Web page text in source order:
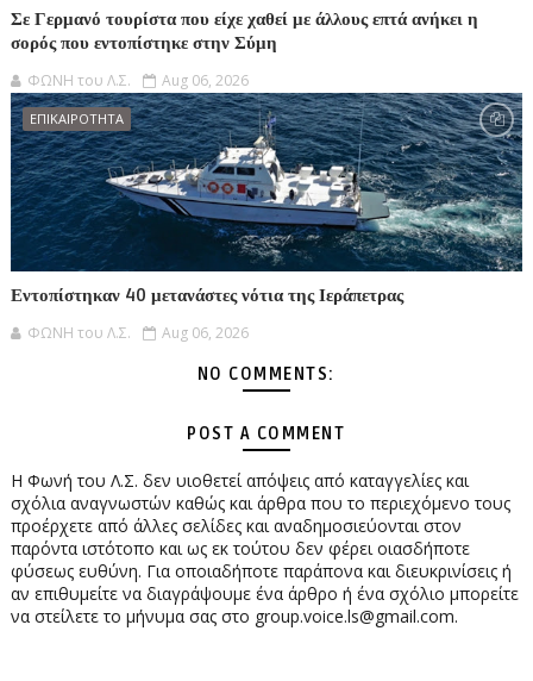
Σε Γερμανό τουρίστα που είχε χαθεί με άλλους επτά ανήκει η
σορός που εντοπίστηκε στην Σύμη
ΦΩΝΗ του Λ.Σ. Aug 06, 2026
ΕΠΙΚΑΙΡΟΤΗΤΑ
Εντοπίστηκαν 40 μετανάστες νότια της Ιεράπετρας
ΦΩΝΗ του Λ.Σ. Aug 06, 2026
NO COMMENTS:
POST A COMMENT
Η Φωνή του Λ.Σ. δεν υιοθετεί απόψεις από καταγγελίες και
σχόλια αναγνωστών καθώς και άρθρα που το περιεχόμενο τους
προέρχετε από άλλες σελίδες και αναδημοσιεύονται στον
παρόντα ιστότοπο και ως εκ τούτου δεν φέρει οιασδήποτε
φύσεως ευθύνη. Για οποιαδήποτε παράπονα και διευκρινίσεις ή
αν επιθυμείτε να διαγράψουμε ένα άρθρο ή ένα σχόλιο μπορείτε
να στείλετε το μήνυμα σας στο group.voice.ls@gmail.com.